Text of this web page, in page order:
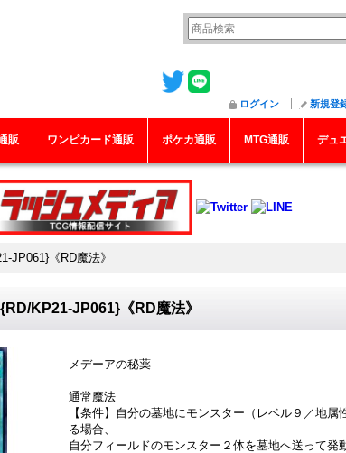
ログイン 新規登
販 ワンピカード通販 ポケカ通販 MTG通販 デュ
JP061}《RD魔法》
KP21-JP061}《RD魔法》
メデーアの秘薬
通常魔法
【条件】自分の墓地にモンスター（レベル９／地属
る場合、
自分フィールドのモンスター２体を墓地へ送って発